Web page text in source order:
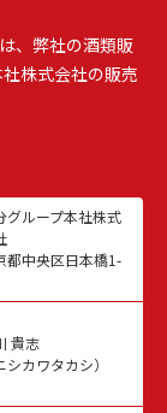
、弊社の酒類販
株式会社の販売
グループ本社株式
都中央区日本橋1-
貴志
シカワタカシ）